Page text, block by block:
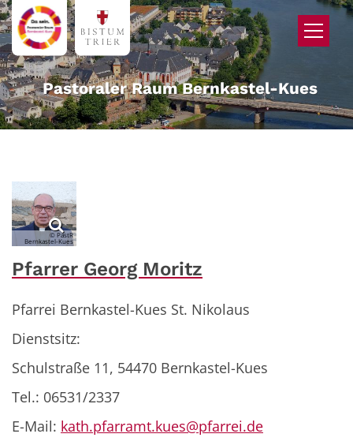
Zum Inhalt springen
Pastoraler Raum Bernkastel-Kues
© PastR
Bernkastel-Kues
Pfarrer Georg Moritz
Pfarrei Bernkastel-Kues St. Nikolaus
Dienstsitz:
Schulstraße 11, 54470 Bernkastel-Kues
Tel.: 06531/2337
E-Mail: kath.pfarramt.kues@pfarrei.de